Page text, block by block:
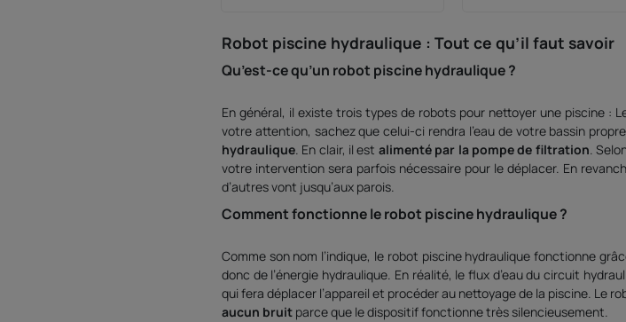
Robot piscine hydraulique : Tout ce qu’il faut savoir
Qu’est-ce qu’un robot piscine hydraulique ?
En général, il existe trois types de robots pour nettoyer une piscine :
votre attention, sachez que celui-ci rendra l’eau de votre bassin
hydraulique. En clair, il est alimenté par la pompe de filtration.
votre intervention sera parfois nécessaire pour le déplacer. En
d’autres vont jusqu’aux parois.
Comment fonctionne le robot piscine hydraulique ?
Comme son nom l’indique, le robot piscine hydraulique fonctionne
donc de l’énergie hydraulique. En réalité, le flux d’eau du circuit
qui fera déplacer l’appareil et procéder au nettoyage de la piscine. Le
aucun bruitparce que le dispositif fonctionne très silencieusement.